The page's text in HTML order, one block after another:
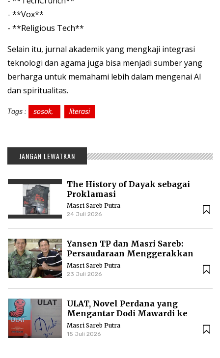
- **Vox**
- **Religious Tech**
Selain itu, jurnal akademik yang mengkaji integrasi
teknologi dan agama juga bisa menjadi sumber yang
berharga untuk memahami lebih dalam mengenai AI
dan spiritualitas.
Tags : sosok, literasi
JANGAN LEWATKAN
The History of Dayak sebagai
Proklamasi
Masri Sareb Putra
24 Juli 2026
Yansen TP dan Masri Sareb:
Persaudaraan Menggerakkan
Literasi Borneo
Masri Sareb Putra
23 Juli 2026
ULAT, Novel Perdana yang
Mengantar Dodi Mawardi ke
Puncak Karier Kepenulisan
Masri Sareb Putra
15 Juli 2026